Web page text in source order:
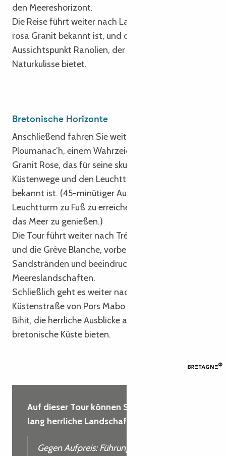
den Meereshorizont.
Die Reise führt weiter nach La Clarté, das für seinen
rosa Granit bekannt ist, und dann zum
Aussichtspunkt Ranolien, der eine atemberaubende
Naturkulisse bietet.
Bretonische Horizonte
Anschließend fahren Sie weiter zum Hafen von
Ploumanac’h, einem Wahrzeichen der Côte de
Granit Rose, das für seine skulpturalen Felsen, seine
Küstenwege und den Leuchtturm von Mean Ruz
bekannt ist. (45-minütiger Aufenthalt, um den
Leuchtturm zu Fuß zu erreichen oder den Blick auf
das Meer zu genießen.)
Die Tour führt weiter nach Trégastel über Coz Pors
und die Grève Blanche, vorbei an hellen
Sandstränden und beeindruckenden
Meereslandschaften.
Schließlich geht es weiter nach Trébeurden über die
Küstenstraße von Pors Mabo und die Pointe de
Bihit, die herrliche Ausblicke auf die Bucht und die
bretonische Küste bieten.
Auf dieser Tour können Sie drei Stunden
lang herrliche Landschaften bewundern.
Gegen Aufpreis: Führung auf Englisch